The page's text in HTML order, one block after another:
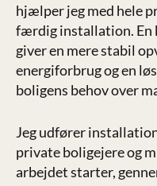
hjælper jeg med hele
færdig installation.
giver en mere stabil
energiforbrug og en
boligens behov over
Jeg udfører
private boligejere og
arbejdet starter,